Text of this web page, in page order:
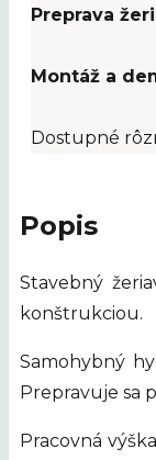
Preprava
Montáž a
Dostupné
Popis
Stavebný
konštrukciou.
Samohybný
Prepravuje sa
Pracovná